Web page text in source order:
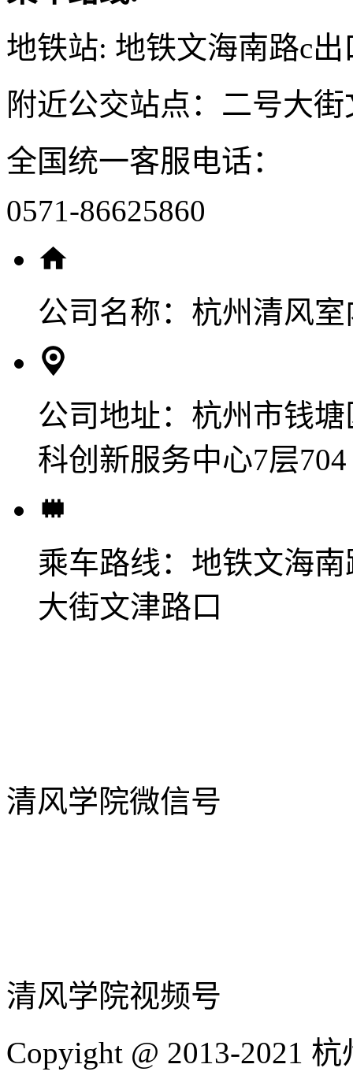
地铁站: 地铁文海南路c出
附近公交站点：二号大
全国统一客服电话：
0571-86625860
公司名称： 杭州清风
公司地址： 杭州市钱
科创新服务中心7层704
乘车路线： 地铁文海
大街文津路口
清风学院微信号
清风学院视频号
Copyight @ 2013-2021